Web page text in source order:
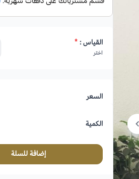
القياس :*
اختر
السعر
الكمية
إضافة للسلة